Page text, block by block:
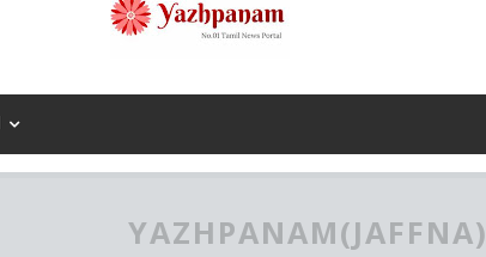
YAZHPANAM(JAFFNA)